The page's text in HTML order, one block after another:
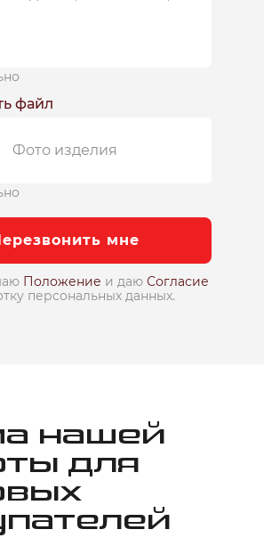
файл
Фото изделия
мне
Положение и даю Согласие
персональных данных.
нашей
для